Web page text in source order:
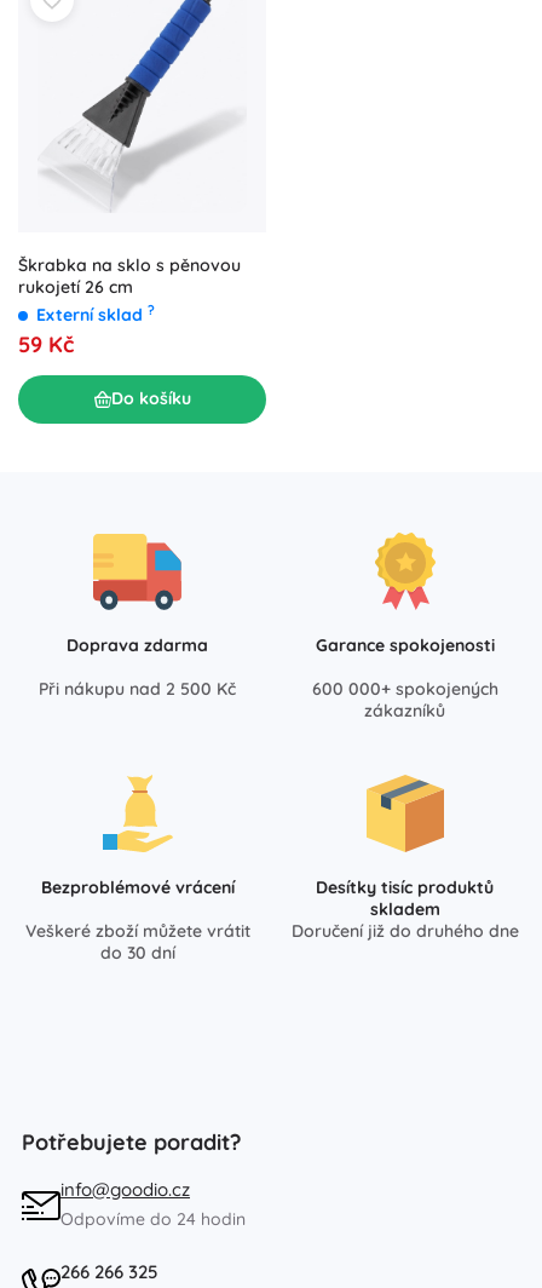
Škrabka na sklo s pěnovou
rukojetí 26 cm
Externí sklad ?
59 Kč
Do košíku
Doprava zdarma
Při nákupu nad 2 500 Kč
Garance spokojenosti
600 000+ spokojených
zákazníků
Bezproblémové vrácení
Veškeré zboží můžete vrátit
do 30 dní
Desítky tisíc produktů
skladem
Doručení již do druhého dne
Potřebujete poradit?
info@goodio.cz
Odpovíme do 24 hodin
266 266 325